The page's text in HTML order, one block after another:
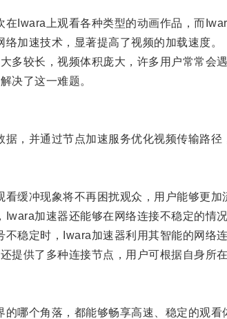
上观看各种类型的动画作品，而
加速技术，显著提高了视频的加载速度。
较长，视频体积庞大，许多用户常常会遇
了这一难题。
并通过节点加速服务优化视频传输路径
冲现象将不再困扰观众，用户能够更加
加速器还能够在网络连接不稳定的情况
定时，Iwara加速器利用其智能的网络连
供了多种连接节点，用户可根据自身所在
哪个角落，都能够畅享高速、稳定的观看